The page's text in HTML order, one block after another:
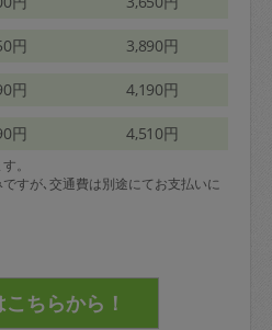
円 3,890円
円 4,190円
円 4,510円
。
すが､交通費は別途にてお支払いに